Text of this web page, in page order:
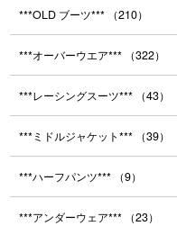
***OLD ブーツ*** （210）
***オーバーウエア*** （322）
***レーシングスーツ*** （43）
***ミドルジャケット*** （39）
***ハーフパンツ*** （9）
***アンダーウェア*** （23）